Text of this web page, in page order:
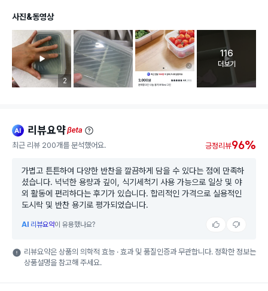
사진&동영상
리뷰 이미지 등록 개수
2
고객 리뷰
116
더보기
ai 리뷰요약beta
최근 리뷰 200개를 분석했어요. 긍정리뷰96%
가볍고 튼튼하여 다양한 반찬을 깔끔하게 담을 수 있다는 점에 만족하
셨습니다. 넉넉한 용량과 깊이, 식기세척기 사용 가능으로 일상 및 야
외 활동에 편리하다는 후기가 있습니다. 합리적인 가격으로 실용적인
도시락 및 반찬 용기로 평가되었습니다.
AI 리뷰요약이 유용했나요?
리뷰요약은 상품의 의학적 효능 · 효과 및 품질인증과 무관합니다. 정확한 정보는
상품설명을 참고해 주세요.